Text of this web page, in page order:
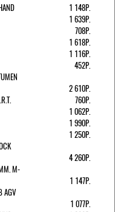
1 148Р.
1 639Р.
708Р.
1 618Р.
1 116Р.
452Р.
2 610Р.
760Р.
1 062Р.
1 990Р.
1 250Р.
4 260Р.
M-
1 147Р.
AGV
1 077Р.